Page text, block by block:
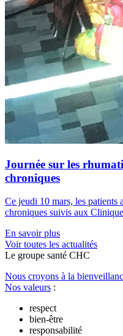
Journée sur les
chroniques
Ce jeudi 10 mars, les patients
chroniques suivis aux
En savoir plus
Voir toutes les actualités
Le groupe santé CHC
Nous croyons à la
Nos valeurs :
respect
bien-être
responsabilité